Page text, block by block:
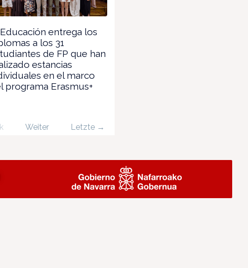
entrega los
a los 31
de FP que han
estancias
en el marco
programa Erasmus+
Weiter Letzte →